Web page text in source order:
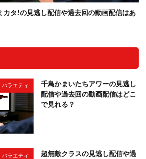
カタ!の見逃し配信や過去回の動画配信はあ
バラエティ
千鳥かまいたちアワーの見逃し
配信や過去回の動画配信はどこ
で見れる？
バラエティ
超無敵クラスの見逃し配信や過